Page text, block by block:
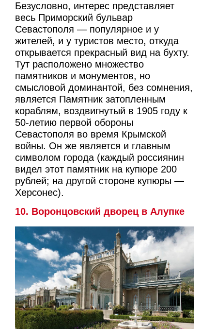
Безусловно, интерес представляет
весь Приморский бульвар
Севастополя — популярное и у
жителей, и у туристов место, откуда
открывается прекрасный вид на бухту.
Тут расположено множество
памятников и монументов, но
смысловой доминантой, без сомнения,
является Памятник затопленным
кораблям, воздвигнутый в 1905 году к
50-летию первой обороны
Севастополя во время Крымской
войны. Он же является и главным
символом города (каждый россиянин
видел этот памятник на купюре 200
рублей; на другой стороне купюры —
Херсонес).
10. Воронцовский дворец в Алупке